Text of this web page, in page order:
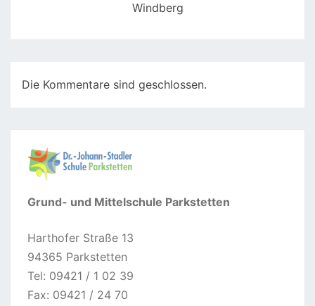
Windberg
Die Kommentare sind geschlossen.
Grund- und Mittelschule Parkstetten
Harthofer Straße 13
94365 Parkstetten
Tel: 09421 / 1 02 39
Fax: 09421 / 24 70